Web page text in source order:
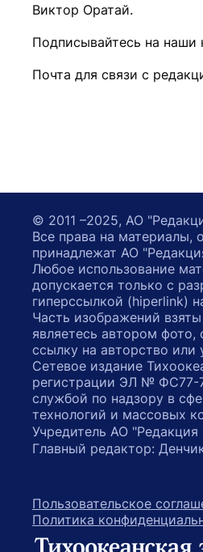
Виктор Оратай.
Подписывайтесь на наши
Почта для связи с
© 2011 –2025, АО
Все права на материалы,
принадлежат АО
Любое использование
допускается только с
гиперссылкой (hiperlink)
Часть изображений
являетесь автором
ссылку на авторство
Сетевое издание
регистрации ЭЛ № ФС77-
службой по надзору в
технологий и массовых
Учредитель АО "Редакция
Главный редактор:
Пользовательское
Политика